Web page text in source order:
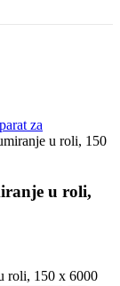
za
u roli, 150
u roli,
roli, 150 x 6000